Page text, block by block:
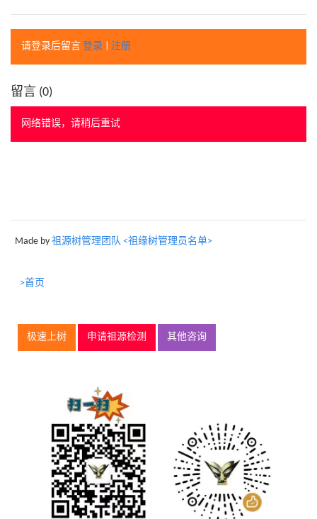
请登录后留言 登录 注册
留言 (0)
网络错误，请稍后重试
Made by 祖源树管理团队 <祖缘树管理员名单>
>首页
极速上树 申请祖源检测 其他咨询